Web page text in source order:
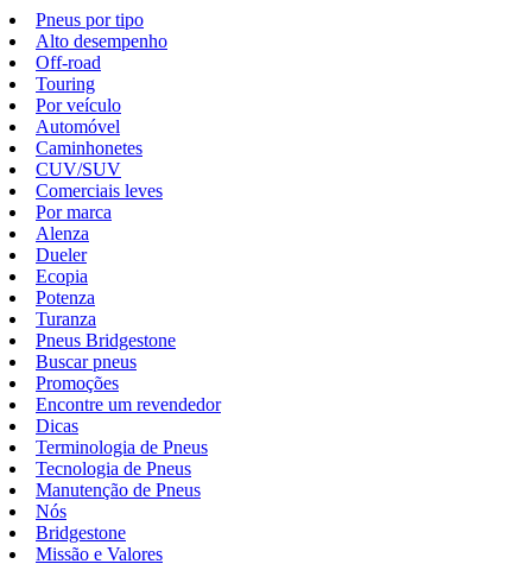
Pneus por tipo
Alto desempenho
Off-road
Touring
Por veículo
Automóvel
Caminhonetes
CUV/SUV
Comerciais leves
Por marca
Alenza
Dueler
Ecopia
Potenza
Turanza
Pneus Bridgestone
Buscar pneus
Promoções
Encontre um revendedor
Dicas
Terminologia de Pneus
Tecnologia de Pneus
Manutenção de Pneus
Nós
Bridgestone
Missão e Valores